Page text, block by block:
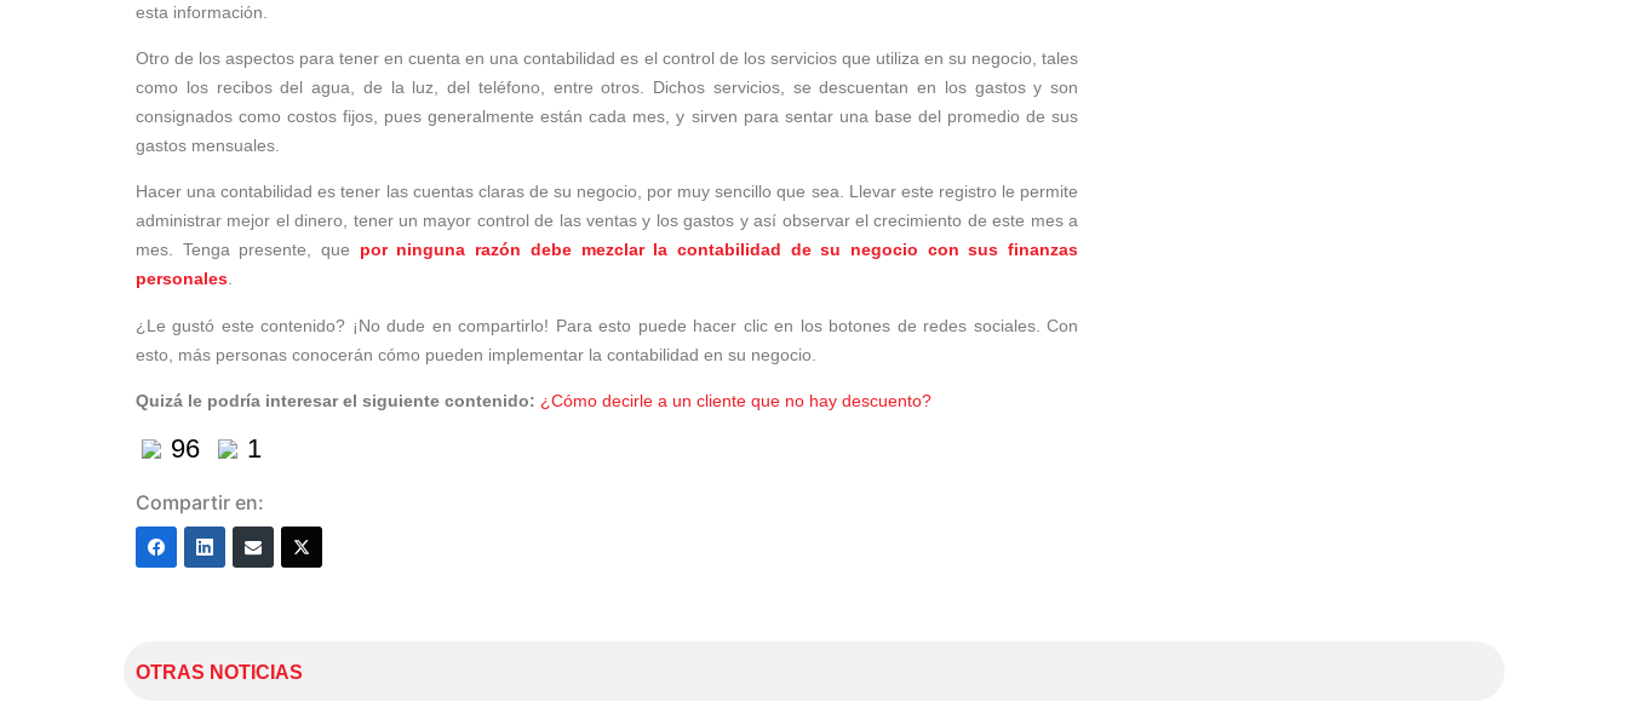
esta información.
Otro de los aspectos para tener en cuenta en una contabilidad es el control de los servicios que utiliza en su negocio, tales
como los recibos del agua, de la luz, del teléfono, entre otros. Dichos servicios, se descuentan en los gastos y son
consignados como costos fijos, pues generalmente están cada mes, y sirven para sentar una base del promedio de sus
gastos mensuales.
Hacer una contabilidad es tener las cuentas claras de su negocio, por muy sencillo que sea. Llevar este registro le permite
administrar mejor el dinero, tener un mayor control de las ventas y los gastos y así observar el crecimiento de este mes a
mes. Tenga presente, que por ninguna razón debe mezclar la contabilidad de su negocio con sus finanzas
personales.
¿Le gustó este contenido? ¡No dude en compartirlo! Para esto puede hacer clic en los botones de redes sociales. Con
esto, más personas conocerán cómo pueden implementar la contabilidad en su negocio.
Quizá le podría interesar el siguiente contenido: ¿Cómo decirle a un cliente que no hay descuento?
96 1
Compartir en:
OTRAS NOTICIAS